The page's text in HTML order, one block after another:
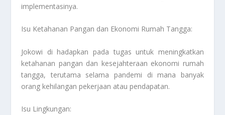
implementasinya.
Isu Ketahanan Pangan dan Ekonomi Rumah Tangga:
Jokowi di hadapkan pada tugas untuk meningkatkan
ketahanan pangan dan kesejahteraan ekonomi rumah
tangga, terutama selama pandemi di mana banyak
orang kehilangan pekerjaan atau pendapatan.
Isu Lingkungan: